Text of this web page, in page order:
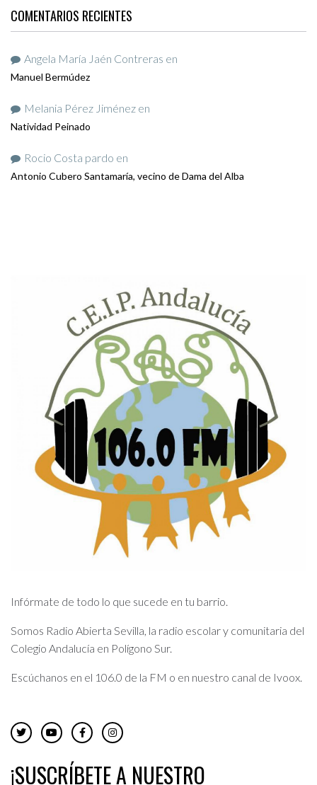
COMENTARIOS RECIENTES
Angela María Jaén Contreras en
Manuel Bermúdez
Melania Pérez Jiménez en
Natividad Peinado
Rocio Costa pardo en
Antonio Cubero Santamaría, vecino de Dama del Alba
Infórmate de todo lo que sucede en tu barrio.
Somos Radio Abierta Sevilla, la radio escolar y comunitaria del
Colegio Andalucía en Polígono Sur.
Escúchanos en el 106.0 de la FM o en nuestro canal de Ivoox.
¡SUSCRÍBETE A NUESTRO